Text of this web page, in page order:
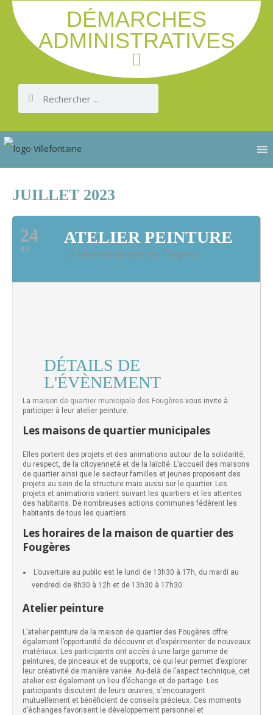
DÉMARCHES
ADMINISTRATIVES
JUILLET 2023
24
JUI
ATELIER PEINTURE
Maison de quartier des Fougères
DÉTAILS DE
L'ÉVÈNEMENT
La maison de quartier municipale des Fougères vous invite à
participer à leur atelier peinture.
Les maisons de quartier municipales
Elles portent des projets et des animations autour de la solidarité,
du respect, de la citoyenneté et de la laïcité. L’accueil des maisons
de quartier ainsi que le secteur familles et jeunes proposent des
projets au sein de la structure mais aussi sur le quartier. Les
projets et animations varient suivant les quartiers et les attentes
des habitants. De nombreuses actions communes fédèrent les
habitants de tous les quartiers.
Les horaires de la maison de quartier des
Fougères
L’ouverture au public est le lundi de 13h30 à 17h, du mardi au
vendredi de 8h30 à 12h et de 13h30 à 17h30.
Atelier peinture
L’atelier peinture de la maison de quartier des Fougères offre
également l’opportunité de découvrir et d’expérimenter de nouveaux
matériaux. Les participants ont accès à une large gamme de
peintures, de pinceaux et de supports, ce qui leur permet d’explorer
leur créativité de manière variée. Au-delà de l’aspect technique, cet
atelier est également un lieu d’échange et de partage. Les
participants discutent de leurs œuvres, s’encouragent
mutuellement et bénéficient de conseils précieux. Ces moments
d’échanges favorisent le développement personnel et